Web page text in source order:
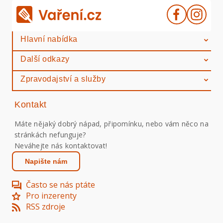
Hlavní nabídka
Další odkazy
Zpravodajství a služby
Kontakt
Máte nějaký dobrý nápad, připomínku, nebo vám něco na
stránkách nefunguje?
Neváhejte nás kontaktovat!
Napište nám
Často se nás ptáte
Pro inzerenty
RSS zdroje